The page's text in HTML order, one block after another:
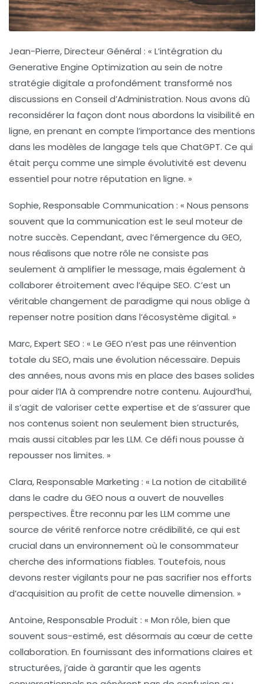
Jean-Pierre, Directeur Général : « L’intégration du
Generative Engine Optimization au sein de notre
stratégie digitale a profondément transformé nos
discussions en Conseil d’Administration. Nous avons dû
reconsidérer la façon dont nous abordons la visibilité en
ligne, en prenant en compte l’importance des mentions
dans les modèles de langage tels que ChatGPT. Ce qui
était perçu comme une simple évolutivité est devenu
essentiel pour notre réputation en ligne. »
Sophie, Responsable Communication : « Nous pensons
souvent que la communication est le seul moteur de
notre succès. Cependant, avec l’émergence du GEO,
nous réalisons que notre rôle ne consiste pas
seulement à amplifier le message, mais également à
collaborer étroitement avec l’équipe SEO. C’est un
véritable changement de paradigme qui nous oblige à
repenser notre position dans l’écosystème digital. »
Marc, Expert SEO : « Le GEO n’est pas une réinvention
totale du SEO, mais une évolution nécessaire. Depuis
des années, nous avons mis en place des bases solides
pour aider l’IA à comprendre notre contenu. Aujourd’hui,
il s’agit de valoriser cette expertise et de s’assurer que
nos contenus soient non seulement bien structurés,
mais aussi citables par les LLM. Ce défi nous pousse à
repousser nos limites. »
Clara, Responsable Marketing : « La notion de citabilité
dans le cadre du GEO nous a ouvert de nouvelles
perspectives. Être reconnu par les LLM comme une
source de vérité renforce notre crédibilité, ce qui est
crucial dans un environnement où le consommateur
cherche des informations fiables. Toutefois, nous
devons rester vigilants pour ne pas sacrifier nos efforts
d’acquisition au profit de cette nouvelle dimension. »
Antoine, Responsable Produit : « Mon rôle, bien que
souvent sous-estimé, est désormais au cœur de cette
collaboration. En fournissant des informations claires et
structurées, j’aide à garantir que les agents